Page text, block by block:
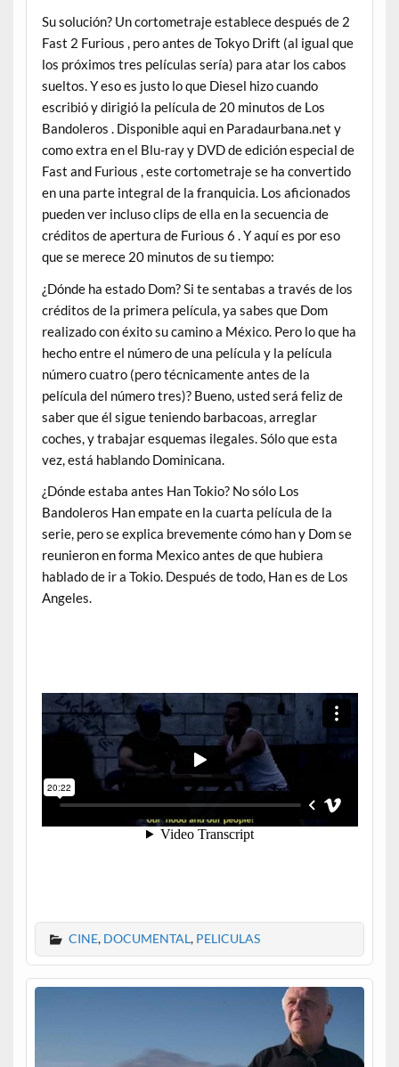
Su solución? Un cortometraje establece después de 2
Fast 2 Furious , pero antes de Tokyo Drift (al igual que
los próximos tres películas sería) para atar los cabos
sueltos. Y eso es justo lo que Diesel hizo cuando
escribió y dirigió la película de 20 minutos de Los
Bandoleros . Disponible aqui en Paradaurbana.net y
como extra en el Blu-ray y DVD de edición especial de
Fast and Furious , este cortometraje se ha convertido
en una parte integral de la franquicia. Los aficionados
pueden ver incluso clips de ella en la secuencia de
créditos de apertura de Furious 6 . Y aquí es por eso
que se merece 20 minutos de su tiempo:
¿Dónde ha estado Dom? Si te sentabas a través de los
créditos de la primera película, ya sabes que Dom
realizado con éxito su camino a México. Pero lo que ha
hecho entre el número de una película y la película
número cuatro (pero técnicamente antes de la
película del número tres)? Bueno, usted será feliz de
saber que él sigue teniendo barbacoas, arreglar
coches, y trabajar esquemas ilegales. Sólo que esta
vez, está hablando Dominicana.
¿Dónde estaba antes Han Tokio? No sólo Los
Bandoleros Han empate en la cuarta película de la
serie, pero se explica brevemente cómo han y Dom se
reunieron en forma Mexico antes de que hubiera
hablado de ir a Tokio. Después de todo, Han es de Los
Angeles.
CINE, DOCUMENTAL, PELICULAS